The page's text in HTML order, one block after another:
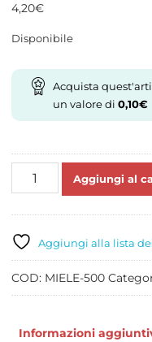
4,20€
Disponibile
Acquista
un valore di 0,10€
MIELE
quantità
Aggiungi al
Aggiungi alla lista
COD: MIELE-500
Informazioni